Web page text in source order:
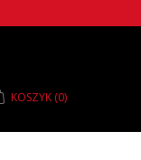
KOSZYK (0)